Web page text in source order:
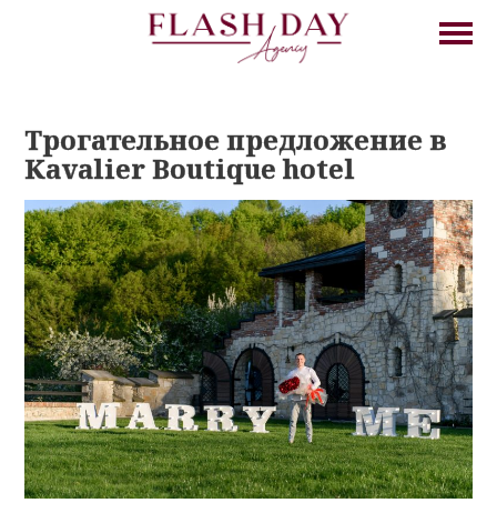
Трогательное предложение в
Kavalier Boutique hotel